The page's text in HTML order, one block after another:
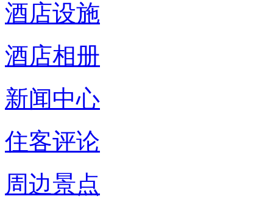
酒店设施
酒店相册
新闻中心
住客评论
周边景点